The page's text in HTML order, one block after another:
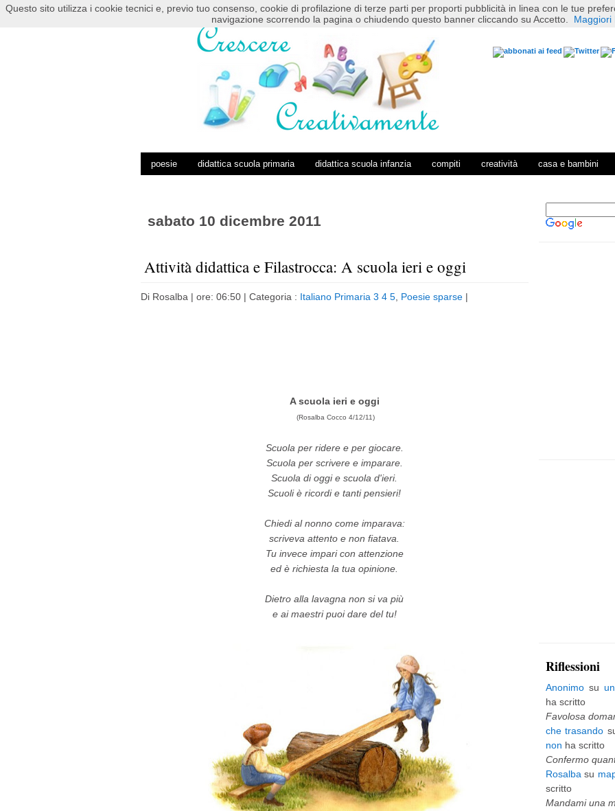
HOME POSTS RSS COMMENTS RSS
poesie didattica scuola primaria didattica scuola infanzia compiti creatività casa e bambini
sabato 10 dicembre 2011
Attività didattica e Filastrocca: A scuola ieri e oggi
Di Rosalba | ore: 06:50 | Categoria : Italiano Primaria 3 4 5, Poesie sparse |
A scuola ieri e oggi
(Rosalba Cocco 4/12/11)
Scuola per ridere e per giocare.
Scuola per scrivere e imparare.
Scuola di oggi e scuola d'ieri.
Scuoli è ricordi e tanti pensieri!
Chiedi al nonno come imparava:
scriveva attento e non fiatava.
Tu invece impari con attenzione
ed è richiesta la tua opinione.
Dietro alla lavagna non si va più
e ai maestri puoi dare del tu!
Riflessioni
Anonimosu
ha scritto
Favolosa
che trasando
non ha scritto
Confermo
Rosalba su
scritto
Mandami una
Questo sito utilizza i cookie tecnici e, previo tuo consenso, cookie di profilazione di terze parti per proporti pubblicità in linea con le tue
navigazione scorrendo la pagina o chiudendo questo banner cliccando su Accetto.
Maggiori